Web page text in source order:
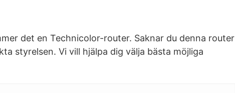
det en Technicolor-router. Saknar du denna router
styrelsen. Vi vill hjälpa dig välja bästa möjliga